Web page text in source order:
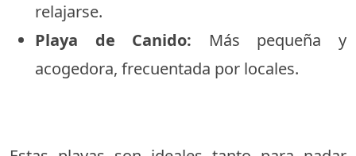
relajarse.
Playa de Canido: Más pequeña y
acogedora, frecuentada por locales.